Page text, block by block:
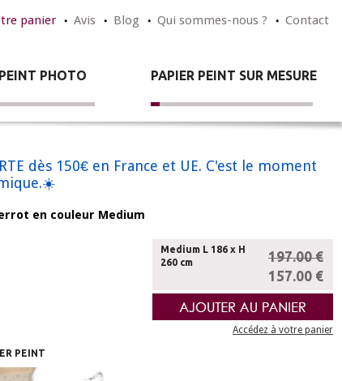
panier Avis Blog Qui sommes-nous ? Contact
PHOTO PAPIER PEINT SUR MESURE
dès 150€ en France et UE. C'est le moment
en couleur Medium
Medium L 186 x H
260 cm
197.00 €
157.00 €
Accédez à votre panier
PEINT